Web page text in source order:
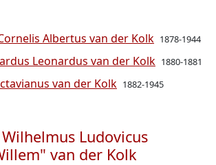
Albertus van der Kolk 1878-1944
Leonardus van der Kolk 1880-1881
van der Kolk 1882-1945
Ludovicus
van der Kolk